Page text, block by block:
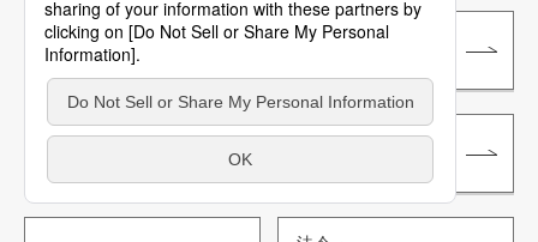
商品画像データ
取扱・